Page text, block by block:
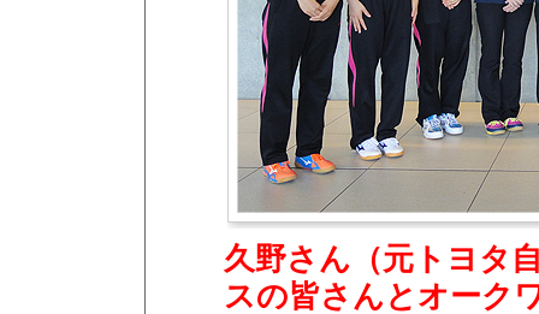
久野さん（元トヨタ
スの皆さんとオーク